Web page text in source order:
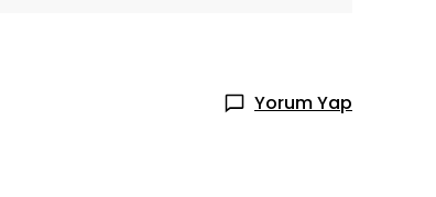
Yorum Yap